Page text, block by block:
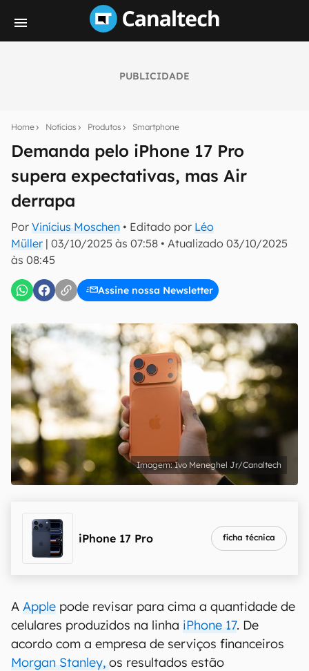
PUBLICIDADE
Home Notícias Produtos Smartphone
Demanda pelo iPhone 17 Pro
supera expectativas, mas Air
derrapa
Por Vinícius Moschen • Editado por Léo
Müller | 03/10/2025 às 07:58 • Atualizado 03/10/2025
às 08:45
Assine nossa Newsletter
notícias e reviews sobre tecnologia em primeira
E-mail
inscreva-se
Uso e Política de Privacidade do Canaltech.
Ivo Meneghel Jr/Canaltech
iPhone 17 Pro ficha técnica
A Apple pode revisar para cima a quantidade de
celulares produzidos na linha iPhone 17. De
acordo com a empresa de serviços financeiros
Morgan Stanley, os resultados estão